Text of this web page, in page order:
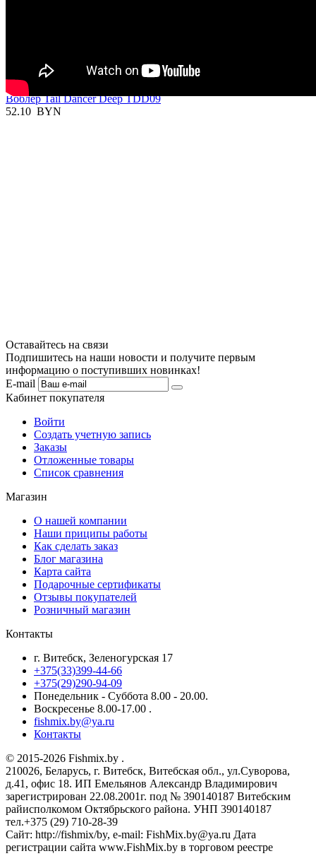
В наличии
Воблер Tail Dancer Deep TDD09
52.10 BYN
Оставайтесь на связи
Подпишитесь на наши новости и получите первым
информацию о поступивших новинках!
E-mail
Кабинет покупателя
Войти
Создать учетную запись
Заказы
Отложенные товары
Список сравнения
Магазин
О нашей компании
Наши приципы работы
Как сделать заказ
Блог магазина
Карта сайта
Подарочные сертификаты
Отзывы покупателей
Розничный магазин
Контакты
г. Витебск, Зеленогурская 17
+375(33)399-44-66
+375(29)290-94-09
Понедельник - Суббота 8.00 - 20.00.
Воскресенье 8.00-17.00 .
fishmix.by@ya.ru
Контакты
© 2015-2026 Fishmix.by .
210026, Беларусь, г. Витебск, Витебская обл., ул.Суворова,
д.41, офис 18. ИП Емельянов Александр Владимирович
зарегистрирован 22.08.2001г. под № 390140187 Витебским
райисполкомом Октябрьского района. УНП 390140187
тел.+375 (29) 710-28-39
Сайт: http://fishmix/by, e-mail: FishMix.by@ya.ru Дата
регистрации сайта www.FishMix.by в торговом реестре